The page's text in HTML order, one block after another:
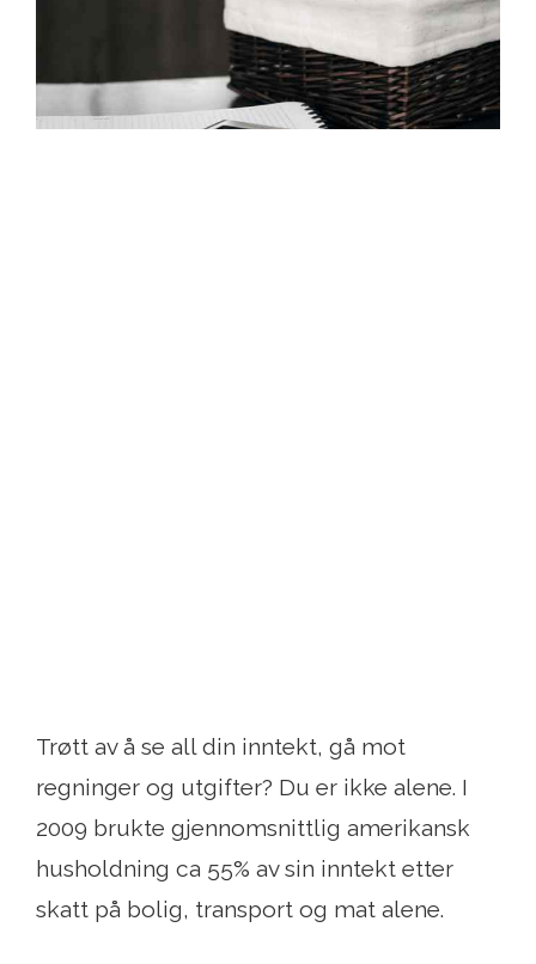
Trøtt av å se all din inntekt, gå mot
regninger og utgifter? Du er ikke alene. I
2009 brukte gjennomsnittlig amerikansk
husholdning ca 55% av sin inntekt etter
skatt på bolig, transport og mat alene.